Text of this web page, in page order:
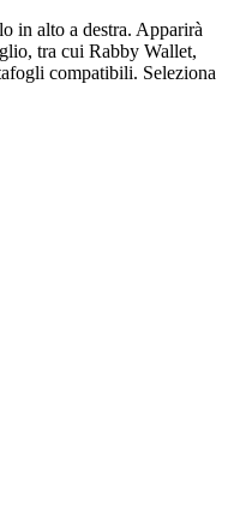
in alto a destra. Apparirà
tra cui Rabby Wallet,
compatibili. Seleziona